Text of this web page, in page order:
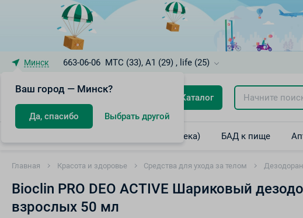
Минск
Ваш город — Минск?
Да, спасибо Выбрать другой
663-06-06 МТС (33), A1 (29) , life (25)
Каталог
Лекарственные препараты (интернет-аптека) БАД к пище
Главная Красота и здоровье Средства для ухода за телом
Bioclin PRO DEO ACTIVE Шариковый
взрослых 50 мл